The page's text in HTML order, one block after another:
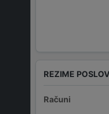
REZIME
Računi